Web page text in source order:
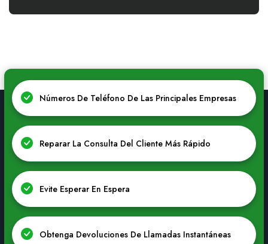
Números De Teléfono De Las Principales Empresas
Reparar La Consulta Del Cliente Más Rápido
Evite Esperar En Espera
Obtenga Devoluciones De Llamadas Instantáneas